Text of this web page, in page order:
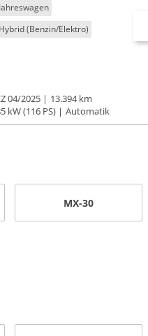
Jahreswagen
Hybrid (Benzin/Elektro)
04/2025
13.394 km
kW (116 PS)
Automatik
MX-30